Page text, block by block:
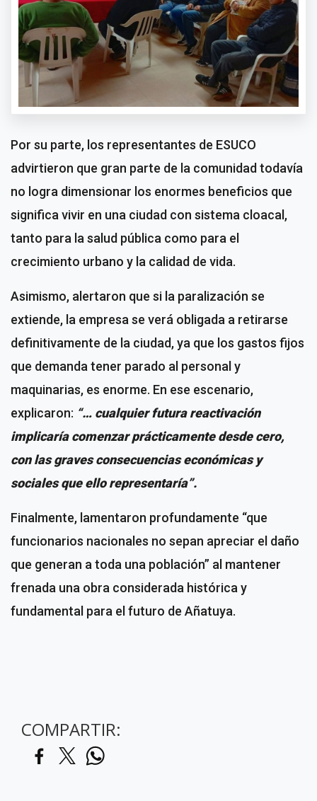
Por su parte, los representantes de ESUCO
advirtieron que gran parte de la comunidad todavía
no logra dimensionar los enormes beneficios que
significa vivir en una ciudad con sistema cloacal,
tanto para la salud pública como para el
crecimiento urbano y la calidad de vida.
Asimismo, alertaron que si la paralización se
extiende, la empresa se verá obligada a retirarse
definitivamente de la ciudad, ya que los gastos fijos
que demanda tener parado al personal y
maquinarias, es enorme. En ese escenario,
explicaron: “… cualquier futura reactivación
implicaría comenzar prácticamente desde cero,
con las graves consecuencias económicas y
sociales que ello representaría”.
Finalmente, lamentaron profundamente “que
funcionarios nacionales no sepan apreciar el daño
que generan a toda una población” al mantener
frenada una obra considerada histórica y
fundamental para el futuro de Añatuya.
COMPARTIR: